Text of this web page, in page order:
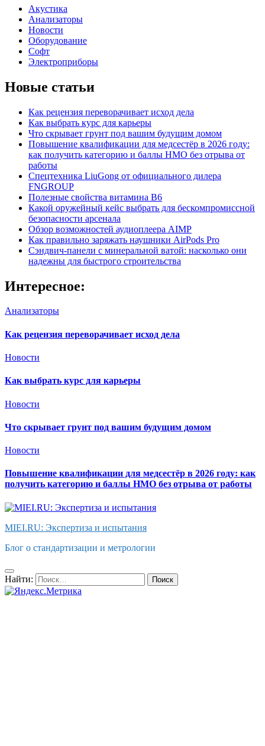
Акустика
Анализаторы
Новости
Оборудование
Софт
Электроприборы
Новые статьи
Как рецензия переворачивает исход дела
Как выбрать курс для карьеры
Что скрывает грунт под вашим будущим домом
Повышение квалификации для медсестёр в 2026 году:
как получить категорию и баллы НМО без отрыва от
работы
Спецтехника LiuGong от официального дилера
FNGROUP
Полезные свойства витамина B6
Какой оружейный кейс выбрать для бескомпромиссной
безопасности арсенала
Обзор возможностей аудиоплеера AIMP
Как правильно заряжать наушники AirPods Pro
Сэндвич-панели с минеральной ватой: насколько они
надежны для быстрого строительства
Интересное:
Анализаторы
Как рецензия переворачивает исход дела
Новости
Как выбрать курс для карьеры
Новости
Что скрывает грунт под вашим будущим домом
Новости
Повышение квалификации для медсестёр в 2026 году: как
получить категорию и баллы НМО без отрыва от работы
MIEI.RU: Экспертиза и испытания
Блог о стандартизации и метрологии
Найти: